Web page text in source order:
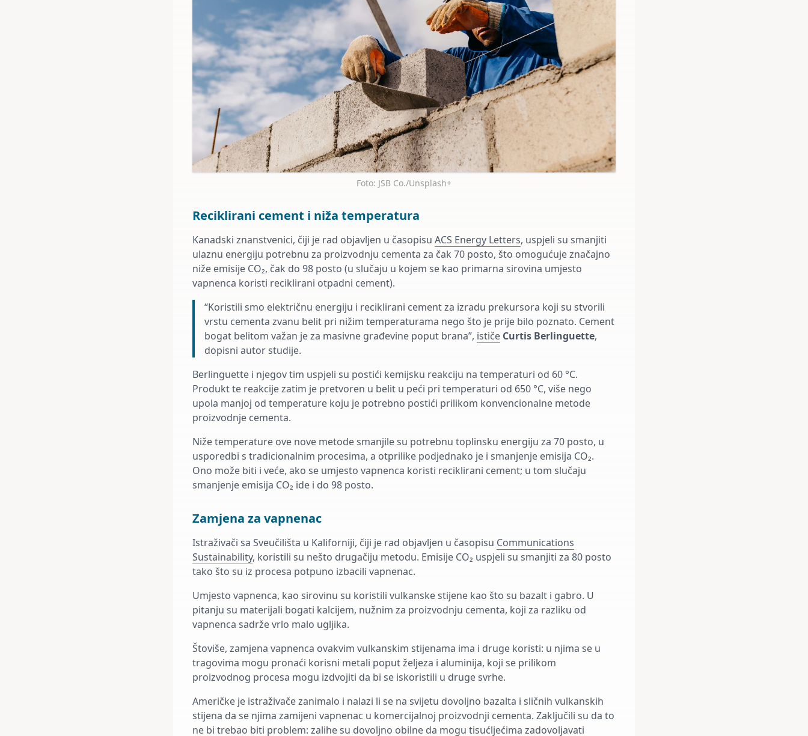
Foto: JSB Co./Unsplash+
Reciklirani cement i niža temperatura
Kanadski znanstvenici, čiji je rad objavljen u časopisu ACS Energy Letters, uspjeli su smanjiti
ulaznu energiju potrebnu za proizvodnju cementa za čak 70 posto, što omogućuje značajno
niže emisije CO₂, čak do 98 posto (u slučaju u kojem se kao primarna sirovina umjesto
vapnenca koristi reciklirani otpadni cement).
“Koristili smo električnu energiju i reciklirani cement za izradu prekursora koji su stvorili
vrstu cementa zvanu belit pri nižim temperaturama nego što je prije bilo poznato. Cement
bogat belitom važan je za masivne građevine poput brana”, ističe Curtis Berlinguette,
dopisni autor studije.
Berlinguette i njegov tim uspjeli su postići kemijsku reakciju na temperaturi od 60 °C.
Produkt te reakcije zatim je pretvoren u belit u peći pri temperaturi od 650 °C, više nego
upola manjoj od temperature koju je potrebno postići prilikom konvencionalne metode
proizvodnje cementa.
Niže temperature ove nove metode smanjile su potrebnu toplinsku energiju za 70 posto, u
usporedbi s tradicionalnim procesima, a otprilike podjednako je i smanjenje emisija CO₂.
Ono može biti i veće, ako se umjesto vapnenca koristi reciklirani cement; u tom slučaju
smanjenje emisija CO₂ ide i do 98 posto.
Zamjena za vapnenac
Istraživači sa Sveučilišta u Kaliforniji, čiji je rad objavljen u časopisu Communications
Sustainability, koristili su nešto drugačiju metodu. Emisije CO₂ uspjeli su smanjiti za 80 posto
tako što su iz procesa potpuno izbacili vapnenac.
Umjesto vapnenca, kao sirovinu su koristili vulkanske stijene kao što su bazalt i gabro. U
pitanju su materijali bogati kalcijem, nužnim za proizvodnju cementa, koji za razliku od
vapnenca sadrže vrlo malo ugljika.
Štoviše, zamjena vapnenca ovakvim vulkanskim stijenama ima i druge koristi: u njima se u
tragovima mogu pronaći korisni metali poput željeza i aluminija, koji se prilikom
proizvodnog procesa mogu izdvojiti da bi se iskoristili u druge svrhe.
Američke je istraživače zanimalo i nalazi li se na svijetu dovoljno bazalta i sličnih vulkanskih
stijena da se njima zamijeni vapnenac u komercijalnoj proizvodnji cementa. Zaključili su da to
ne bi trebao biti problem: zalihe su dovoljno obilne da mogu tisućljećima zadovoljavati